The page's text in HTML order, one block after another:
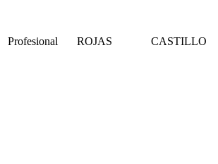
Profesional ROJAS CASTILLO